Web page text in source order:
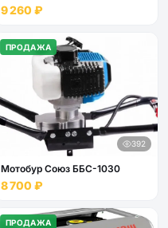
9 260 ₽
ПРОДАЖА
392
Мотобур Союз ББС-1030
8 700 ₽
ПРОДАЖА